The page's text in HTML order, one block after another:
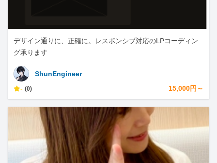
デザイン通りに、正確に。レスポンシブ対応のLPコーディン
グ承ります
ShunEngineer
- (0) 15,000円～